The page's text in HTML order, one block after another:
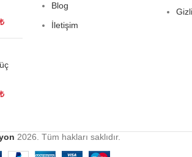
₺
₺
Blog
İletişim
2026. Tüm hakları saklıdır.